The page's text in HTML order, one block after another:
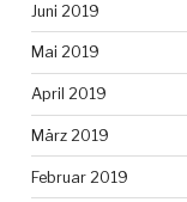
Juni 2019
Mai 2019
April 2019
März 2019
Februar 2019